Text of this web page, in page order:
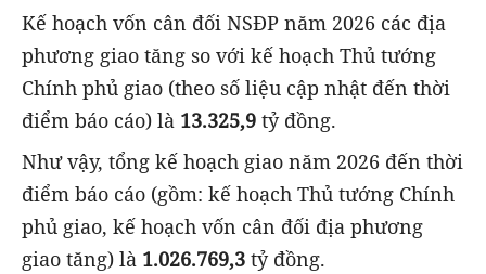
Kế hoạch vốn cân đối NSĐP năm 2026 các địa
phương giao tăng so với kế hoạch Thủ tướng
Chính phủ giao (theo số liệu cập nhật đến thời
điểm báo cáo) là 13.325,9 tỷ đồng.
Như vậy, tổng kế hoạch giao năm 2026 đến thời
điểm báo cáo (gồm: kế hoạch Thủ tướng Chính
phủ giao, kế hoạch vốn cân đối địa phương
giao tăng) là 1.026.769,3 tỷ đồng.